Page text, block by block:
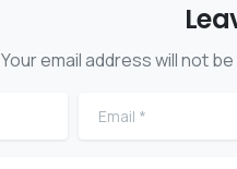
Your email address will not
Email